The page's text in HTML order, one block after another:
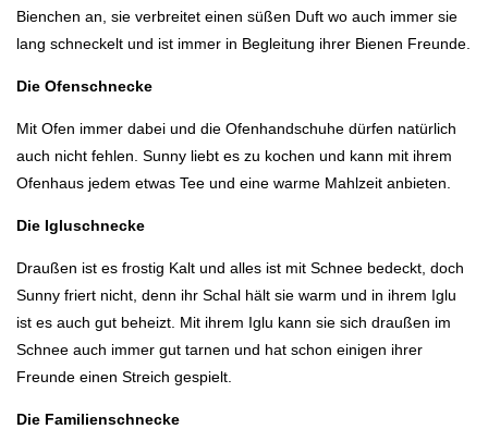
Bienchen an, sie verbreitet einen süßen Duft wo auch immer sie
lang schneckelt und ist immer in Begleitung ihrer Bienen Freunde.
Die Ofenschnecke
Mit Ofen immer dabei und die Ofenhandschuhe dürfen natürlich
auch nicht fehlen. Sunny liebt es zu kochen und kann mit ihrem
Ofenhaus jedem etwas Tee und eine warme Mahlzeit anbieten.
Die Igluschnecke
Draußen ist es frostig Kalt und alles ist mit Schnee bedeckt, doch
Sunny friert nicht, denn ihr Schal hält sie warm und in ihrem Iglu
ist es auch gut beheizt. Mit ihrem Iglu kann sie sich draußen im
Schnee auch immer gut tarnen und hat schon einigen ihrer
Freunde einen Streich gespielt.
Die Familienschnecke